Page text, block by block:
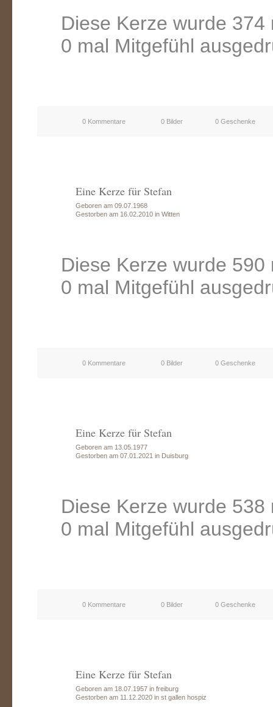
Diese Kerze wurde
0 mal Mitgefühl
0 Kommentare 0 Bilder 0 Geschenke
Eine Kerze für Stefan
Geboren am 09.07.1968
Gestorben am 16.02.2010 in Witten
Diese Kerze wurde
0 mal Mitgefühl
0 Kommentare 0 Bilder 0 Geschenke
Eine Kerze für Stefan
Geboren am 13.05.1977
Gestorben am 07.01.2021 in Duisburg
Diese Kerze wurde
0 mal Mitgefühl
0 Kommentare 0 Bilder 0 Geschenke
Eine Kerze für Stefan
Geboren am 18.07.1957 in freiburg
Gestorben am 11.12.2020 in st gallen hospiz